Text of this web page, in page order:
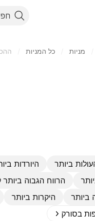
מניות‏ כל המניות
ביותר היורדות
הרווח הגבוה ביותר
ביותר
היקרות ביותר
בסורק